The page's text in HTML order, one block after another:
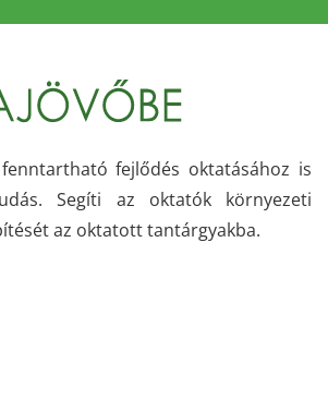
fejlődés oktatásához is
Segíti az oktatók környezeti
az oktatott tantárgyakba.